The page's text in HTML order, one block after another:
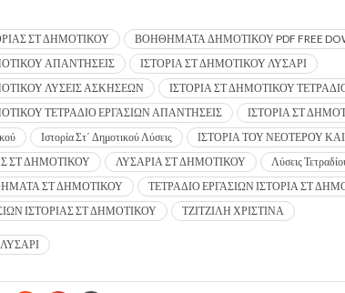
ΣΤ ΔΗΜΟΤΙΚΟΥ ΒΟΗΘΗΜΑΤΑ ΔΗΜΟΤΙΚΟΥ PDF FREE
ΑΠΑΝΤΗΣΕΙΣ
ΙΣΤΟΡΙΑ ΣΤ ΔΗΜΟΤΙΚΟΥ ΛΥΣΑΡΙ
ΛΥΣΕΙΣ ΑΣΚΗΣΕΩΝ
ΙΣΤΟΡΙΑ ΣΤ ΔΗΜΟΤΙΚΟΥ
ΤΕΤΡΑΔΙΟ ΕΡΓΑΣΙΩΝ ΑΠΑΝΤΗΣΕΙΣ
ΙΣΤΟΡΙΑ ΣΤ
Ιστορία Στ΄ Δημοτικού Λύσεις
ΙΣΤΟΡΙΑ ΤΟΥ ΝΕΟΤΕΡΟΥ
ΣΤ ΔΗΜΟΤΙΚΟΥ
ΛΥΣΑΡΙΑ ΣΤ ΔΗΜΟΤΙΚΟΥ Λύσεις
ΣΤ ΔΗΜΟΤΙΚΟΥ
ΤΕΤΡΑΔΙΟ ΕΡΓΑΣΙΩΝ ΙΣΤΟΡΙΑ ΣΤ
ΙΣΤΟΡΙΑΣ ΣΤ ΔΗΜΟΤΙΚΟΥ
ΤΖΙΤΖΙΛΗ ΧΡΙΣΤΙΝΑ